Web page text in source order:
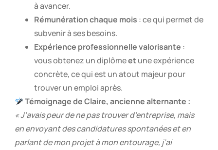
à avancer.
Rémunération chaque mois : ce qui permet de
subvenir à ses besoins.
Expérience professionnelle valorisante :
vous obtenez un diplômeetune expérience
concrète, ce qui est un atout majeur pour
trouver un emploi après.
Témoignage de Claire, ancienne alternante :
« J’avais peur de ne pas trouver d’entreprise, mais
en envoyant des candidatures spontanées et en
parlant de mon projet à mon entourage, j’ai